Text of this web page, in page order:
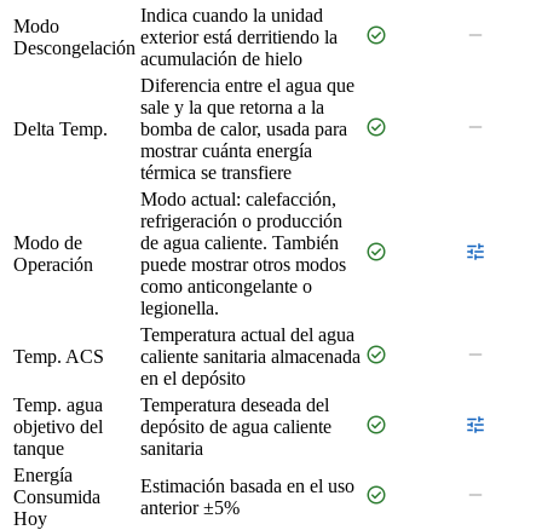
Modo
Descongelación
Indica cuando la unidad
exterior está derritiendo la
acumulación de hielo
check_circle remove
Delta Temp.
Diferencia entre el agua que
sale y la que retorna a la
bomba de calor, usada para
mostrar cuánta energía
térmica se transfiere
check_circle remove
Modo de
Operación
Modo actual: calefacción,
refrigeración o producción
de agua caliente. También
puede mostrar otros modos
como anticongelante o
legionella.
check_circle tune
Temp. ACS
Temperatura actual del agua
caliente sanitaria almacenada
en el depósito
check_circle remove
Temp. agua
objetivo del
tanque
Temperatura deseada del
depósito de agua caliente
sanitaria
check_circle tune
Energía
Consumida
Hoy
Estimación basada en el uso
anterior ±5%
check_circle remove